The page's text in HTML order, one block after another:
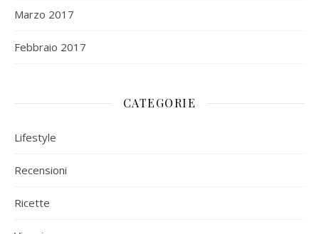
Marzo 2017
Febbraio 2017
CATEGORIE
Lifestyle
Recensioni
Ricette